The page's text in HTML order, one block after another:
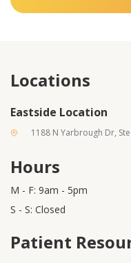
Locations
Eastside Location
1188 N Yarbrough Dr,
Hours
M - F: 9am - 5pm
S - S: Closed
Patient